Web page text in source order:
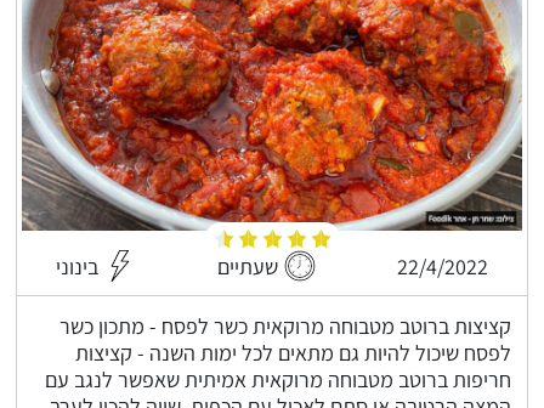
22/4/2022 שעתיים בינוני
קציצות ברוטב מטבוחה מרוקאית כשר לפסח - מתכון כשר
לפסח שיכול להיות גם מתאים לכל ימות השנה - קציצות
חריפות ברוטב מטבוחה מרוקאית אמיתית שאפשר לנגב עם